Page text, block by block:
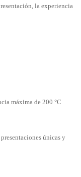
la experiencia
máxima de 200 °C
únicas y